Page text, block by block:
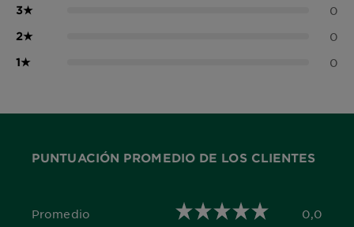
3★ 0
2★ 0
1★ 0
PUNTUACIÓN PROMEDIO DE LOS CLIENTES
Promedio
0,0 out of 5 stars 0,0